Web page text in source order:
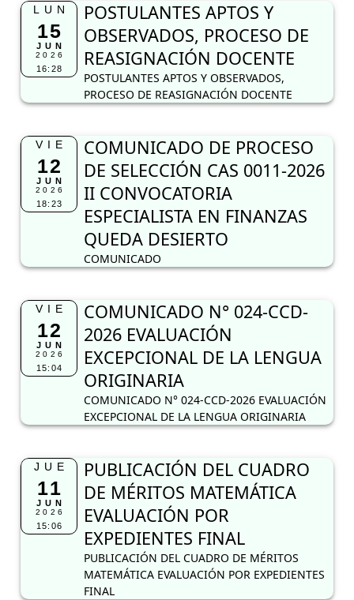
LUN
15
JUN
2026
16:28
POSTULANTES APTOS Y
OBSERVADOS, PROCESO DE
REASIGNACIÓN DOCENTE
POSTULANTES APTOS Y OBSERVADOS,
PROCESO DE REASIGNACIÓN DOCENTE
VIE
12
JUN
2026
18:23
COMUNICADO DE PROCESO
DE SELECCIÓN CAS 0011-2026
II CONVOCATORIA
ESPECIALISTA EN FINANZAS
QUEDA DESIERTO
COMUNICADO
VIE
12
JUN
2026
15:04
COMUNICADO N° 024-CCD-
2026 EVALUACIÓN
EXCEPCIONAL DE LA LENGUA
ORIGINARIA
COMUNICADO N° 024-CCD-2026 EVALUACIÓN
EXCEPCIONAL DE LA LENGUA ORIGINARIA
JUE
11
JUN
2026
15:06
PUBLICACIÓN DEL CUADRO
DE MÉRITOS MATEMÁTICA
EVALUACIÓN POR
EXPEDIENTES FINAL
PUBLICACIÓN DEL CUADRO DE MÉRITOS
MATEMÁTICA EVALUACIÓN POR EXPEDIENTES
FINAL